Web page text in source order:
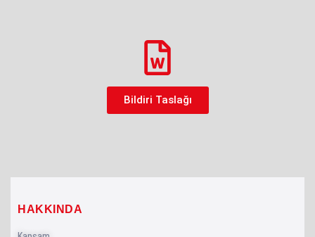
Bildiri Taslağı
HAKKINDA